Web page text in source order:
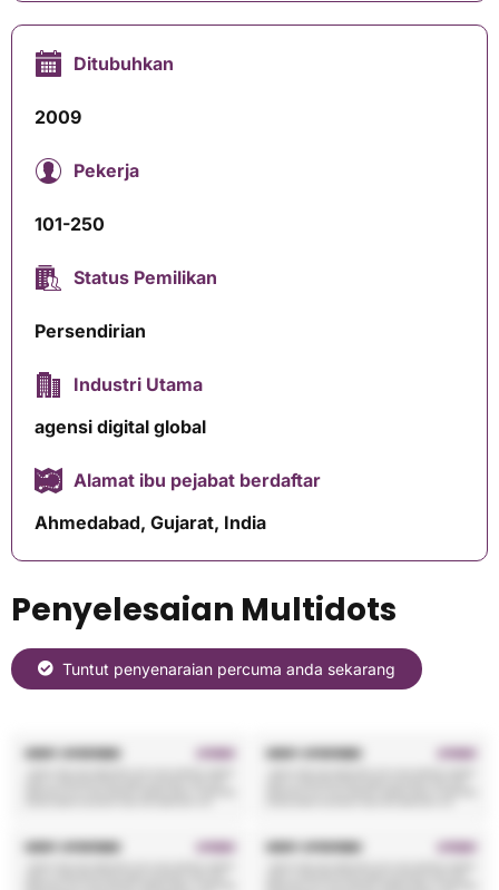
Ditubuhkan
2009
Pekerja
101-250
Status Pemilikan
Persendirian
Industri Utama
agensi digital global
Alamat ibu pejabat berdaftar
Ahmedabad, Gujarat, India
Penyelesaian Multidots
Tuntut penyenaraian percuma anda sekarang